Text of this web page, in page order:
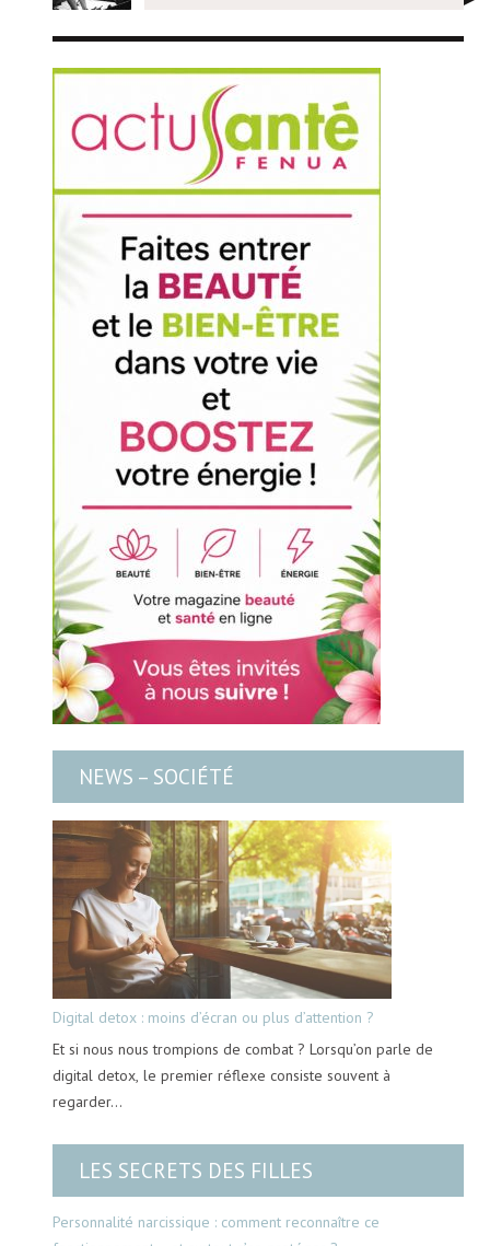
NEWS – SOCIÉTÉ
Digital detox : moins d’écran ou plus d’attention ?
Et si nous nous trompions de combat ? Lorsqu’on parle de
digital detox, le premier réflexe consiste souvent à
regarder…
LES SECRETS DES FILLES
Personnalité narcissique : comment reconnaître ce